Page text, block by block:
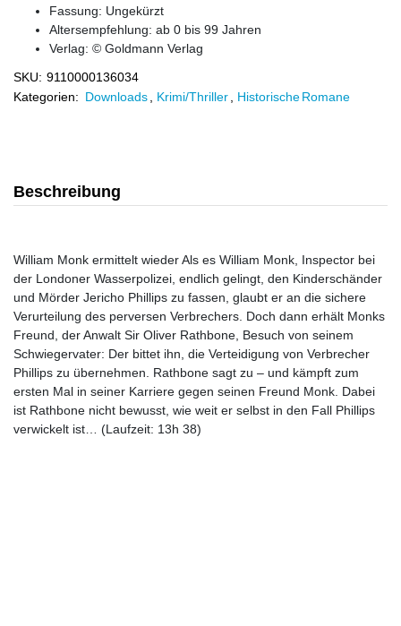
Fassung: Ungekürzt
Altersempfehlung: ab 0 bis 99 Jahren
Verlag: © Goldmann Verlag
SKU: 9110000136034
Kategorien: Downloads Krimi/Thriller Historische Romane
Beschreibung
William Monk ermittelt wieder Als es William Monk, Inspector bei
der Londoner Wasserpolizei, endlich gelingt, den Kinderschänder
und Mörder Jericho Phillips zu fassen, glaubt er an die sichere
Verurteilung des perversen Verbrechers. Doch dann erhält Monks
Freund, der Anwalt Sir Oliver Rathbone, Besuch von seinem
Schwiegervater: Der bittet ihn, die Verteidigung von Verbrecher
Phillips zu übernehmen. Rathbone sagt zu – und kämpft zum
ersten Mal in seiner Karriere gegen seinen Freund Monk. Dabei
ist Rathbone nicht bewusst, wie weit er selbst in den Fall Phillips
verwickelt ist… (Laufzeit: 13h 38)